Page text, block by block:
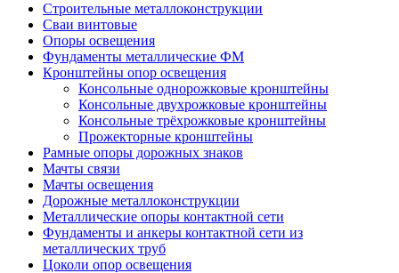
Строительные металлоконструкции
Сваи винтовые
Опоры освещения
Фундаменты металлические ФМ
Кронштейны опор освещения
Консольные однорожковые кронштейны
Консольные двухрожковые кронштейны
Консольные трёхрожковые кронштейны
Прожекторные кронштейны
Рамные опоры дорожных знаков
Мачты связи
Мачты освещения
Дорожные металлоконструкции
Металлические опоры контактной сети
Фундаменты и анкеры контактной сети из
металлических труб
Цоколи опор освещения